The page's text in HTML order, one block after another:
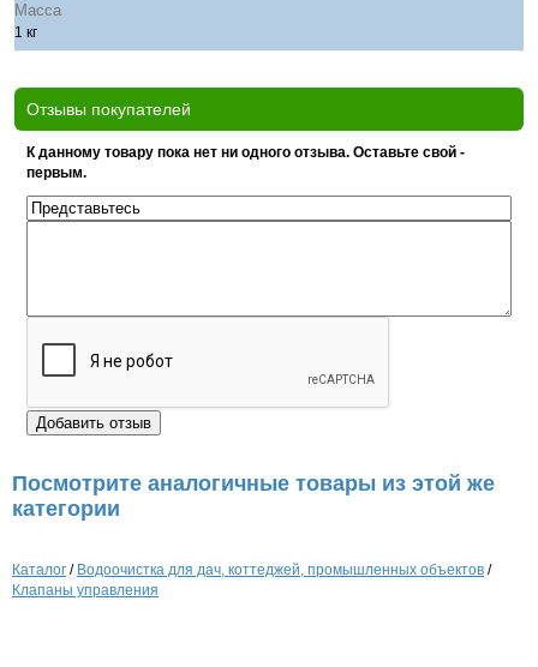
Масса
1 кг
Отзывы покупателей
К данному товару пока нет ни одного отзыва. Оставьте свой -
первым.
Посмотрите аналогичные товары из этой же
категории
Каталог / Водоочистка для дач, коттеджей, промышленных объектов /
Клапаны управления